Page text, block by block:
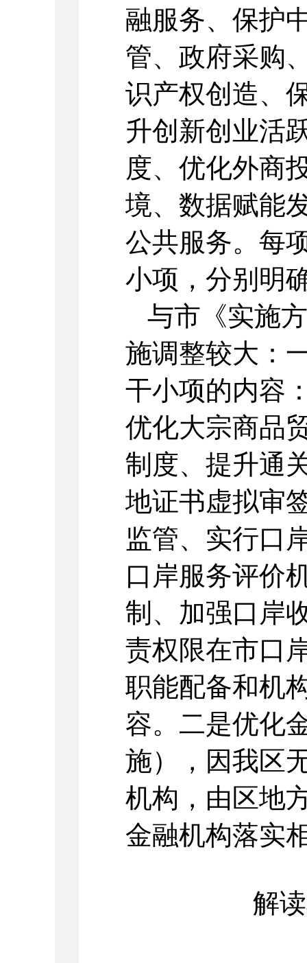
融服务、保护
管、政府采购
识产权创造、
升创新创业活
度、优化外商
境、数据赋能
公共服务。每
小项，分别明
与市《实施
施调整较大：
干小项的内容
优化大宗商品
制度、提升通
地证书虚拟审
监管、实行口
口岸服务评价
制、加强口岸
责权限在市口
职能配备和机
容。二是优化
施），因我区
机构，由区地
金融机构落实
解